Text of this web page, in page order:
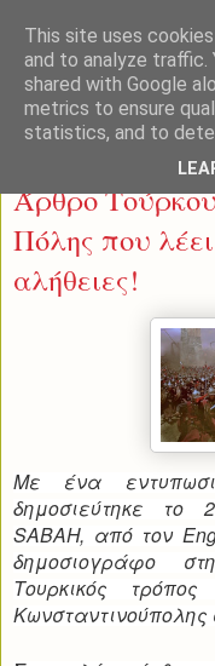
Άρθρο
Πόλης που
αλήθειες!
Με ένα
δημοσιεύτηκε το
SABAH, από τον
δημοσιογράφο
Τουρκικός
Κωνσταντινούπολης
This site uses
and to analyze traffic.
shared with Google
metrics to ensure
statistics, and to